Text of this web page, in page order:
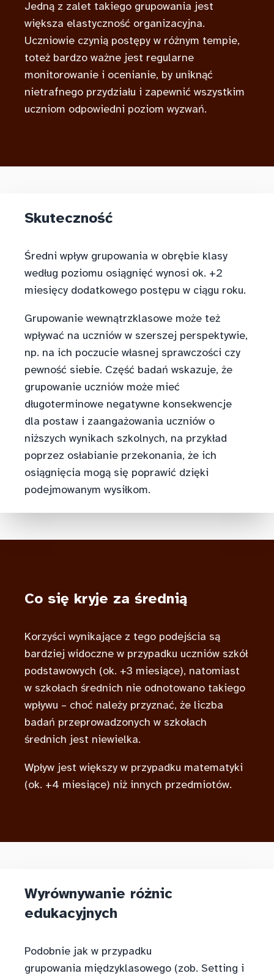
Jedną z zalet takiego grupowania jest
większa elastyczność organizacyjna.
Uczniowie czynią postępy w różnym tempie,
toteż bardzo ważne jest regularne
monitorowanie i ocenianie, by uniknąć
nietrafnego przydziału i zapewnić wszystkim
uczniom odpowiedni poziom wyzwań.
Skuteczność
Średni wpływ grupowania w obrębie klasy
według poziomu osiągnięć wynosi ok. +2
miesięcy dodatkowego postępu w ciągu roku.
Grupowanie wewnątrzklasowe może też
wpływać na uczniów w szerszej perspektywie,
np. na ich poczucie własnej sprawczości czy
pewność siebie. Część badań wskazuje, że
grupowanie uczniów może mieć
długoterminowe negatywne konsekwencje
dla postaw i zaangażowania uczniów o
niższych wynikach szkolnych, na przykład
poprzez osłabianie przekonania, że ich
osiągnięcia mogą się poprawić dzięki
podejmowanym wysiłkom.
Co się kryje za średnią
Korzyści wynikające z tego podejścia są
bardziej widoczne w przypadku uczniów szkół
podstawowych (ok. +3 miesiące), natomiast
w szkołach średnich nie odnotowano takiego
wpływu – choć należy przyznać, że liczba
badań przeprowadzonych w szkołach
średnich jest niewielka.
Wpływ jest większy w przypadku matematyki
(ok. +4 miesiące) niż innych przedmiotów.
Wyrównywanie różnic
edukacyjnych
Podobnie jak w przypadku
grupowania międzyklasowego (zob. Setting i